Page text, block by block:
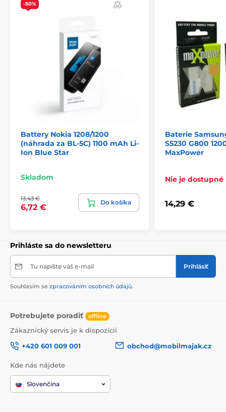
-50%
Battery Nokia 1208/1200
(náhrada za BL-5C) 1100 mAh Li-
Ion Blue Star
Skladom
13,43 €
6,72 €
Do košíka
Baterie
S5230 G800
MaxPower
Nie je dostupné
14,29 €
Prihláste sa do newsletteru
Tu napíšte váš e-mail Prihlásiť
Souhlasím se zpracováním osobních údajů.
Potrebujete poradiť offline
Zákaznický servis je k dispozícii
+420 601 009 001
obchod@mobilmajak.cz
Kde nás nájdete
Slovenčina